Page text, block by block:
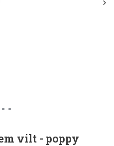
vilt - poppy